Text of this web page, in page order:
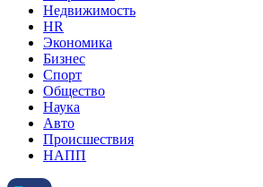
Недвижимость
HR
Экономика
Бизнес
Спорт
Общество
Наука
Авто
Происшествия
НАПП